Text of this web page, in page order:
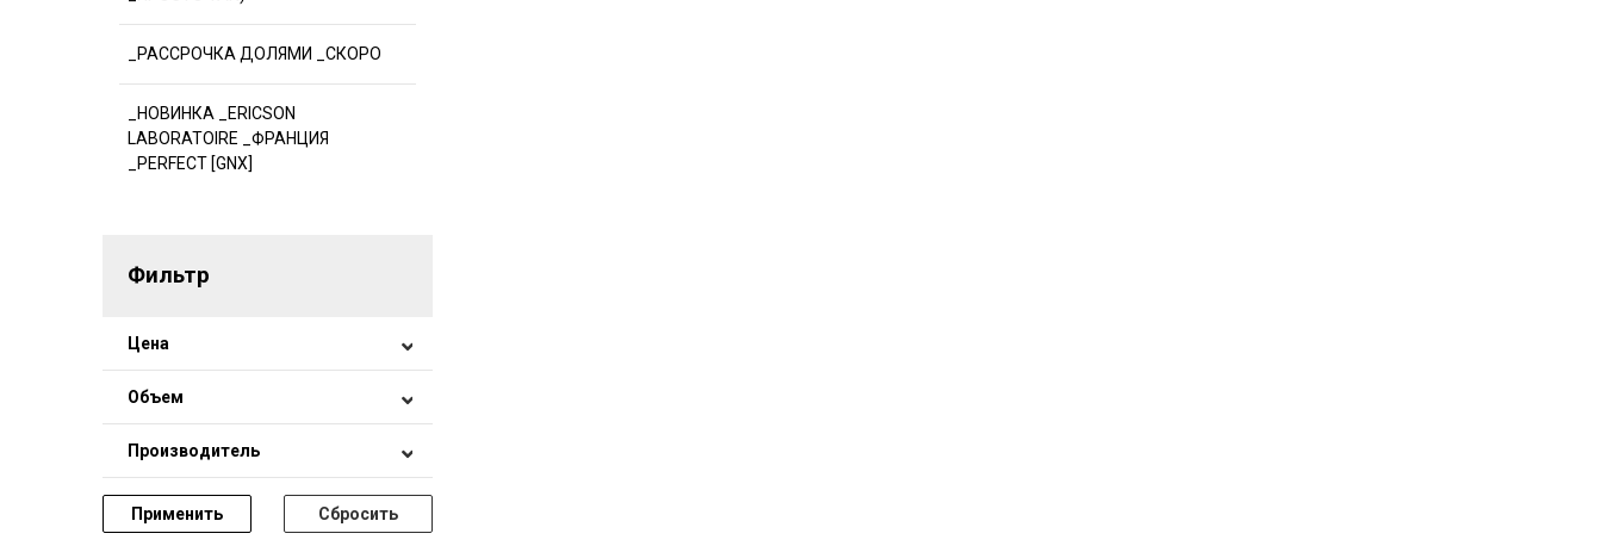
_РАССРОЧКА ДОЛЯМИ _СКОРО
_НОВИНКА _ERICSON
LABORATOIRE _ФРАНЦИЯ
_PERFECT [GNX]
Фильтр
Цена
Объем
Производитель
Применить Сбросить